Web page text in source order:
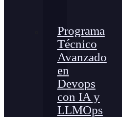
Programa
Técnico
Avanzado
en
Devops
con IA y
LLMOps